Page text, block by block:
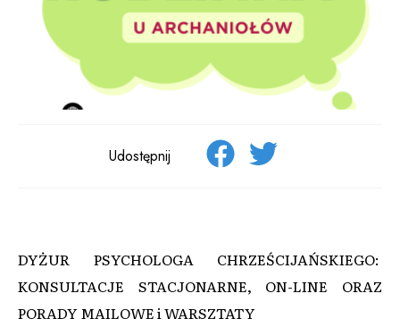
Udostępnij
DYŻUR PSYCHOLOGA CHRZEŚCIJAŃSKIEGO:
KONSULTACJE STACJONARNE, ON-LINE ORAZ
PORADY MAILOWE i WARSZTATY